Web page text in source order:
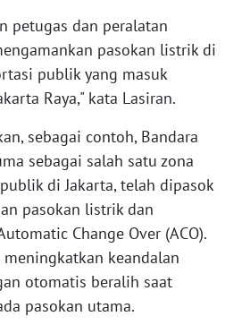
petugas dan peralatan
pasokan listrik di
publik yang masuk
Raya," kata Lasiran.
sebagai contoh, Bandara
sebagai salah satu zona
di Jakarta, telah dipasok
pasokan listrik dan
Change Over (ACO).
meningkatkan keandalan
otomatis beralih saat
pasokan utama.